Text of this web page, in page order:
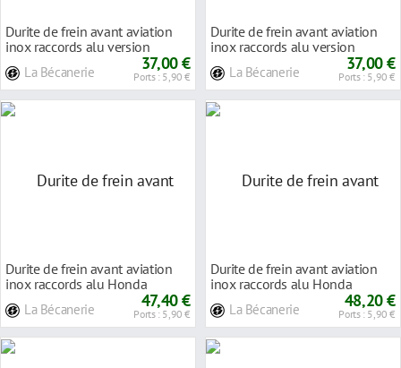
Durite de frein avant aviation
inox raccords alu version
La Bécanerie 37,00 €
Ports : 5,90 €
Durite de frein avant aviation
inox raccords alu version
La Bécanerie 37,00 €
Ports : 5,90 €
Durite de frein avant aviation
inox raccords alu Honda
La Bécanerie 47,40 €
Ports : 5,90 €
Durite de frein avant aviation
inox raccords alu Honda
La Bécanerie 48,20 €
Ports : 5,90 €